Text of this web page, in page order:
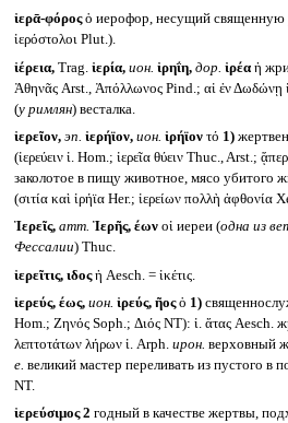
ἱερᾱ-φόροςὁ иерофор, несущий священную
ἱερόστολοι Plut.).
ἱέρεια,Trag. ἱερία, ион. ἱρηΐη, дор. ἱρέαἡ
Ἀθηνᾶς Arst., Ἀπόλλωνος Pind.; αἱ ἐν Δωδώνῃ
(у римлян) весталка.
ἱερεῖον, эп. ἱερήϊον, ион. ἱρήϊοντό 1)
(ἱερεύειν ἱ. Hom.; ἱερεῖα θύειν Thuc., Arst.;
заколотое в пищу животное, мясо убитого
(σιτία καὶ ἱρήϊα Her.; ἱερείων πολλὴ ἀφθονία
Ἱερεῖς, атт. Ἱερῆς, έων οἱ иереи (одна из
Фессалии) Thuc.
ἱερεῖτις, ιδοςἡ Aesch. = ἱκέτις.
ἱερεύς, έως, ион. ἱρεύς, ῆοςὁ 1)
Hom.; Ζηνός Soph.; Διός NT): ἱ. ἄτας Aesch.
λεπτοτάτων λήρων ἱ. Arph. ирон. верховный
е. великий мастер переливать из пустого в
NT.
ἱερεύσιμος 2 годный в качестве жертвы,